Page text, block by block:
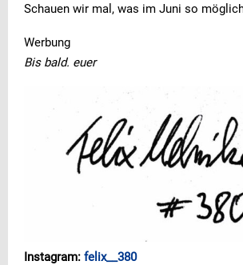
Schauen wir mal, was im Juni so
Werbung
Bis bald. euer
Instagram: felix__380